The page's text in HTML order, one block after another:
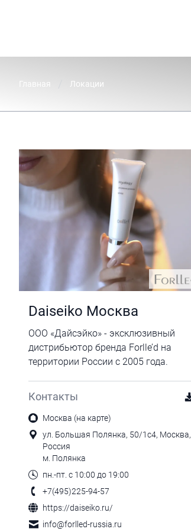
Главная Локации
Daiseiko Москва
ООО «Дайсэйко» - эксклюзивный
дистрибьютор бренда Forlle’d на
территории России с 2005 года.
Контакты
Москва (на карте)
ул. Большая Полянка, 50/1с4, Москва,
Россия
м. Полянка
пн.-пт. с 10:00 до 19:00
+7(495)225-94-57
https://daiseiko.ru/
info@forlled-russia.ru